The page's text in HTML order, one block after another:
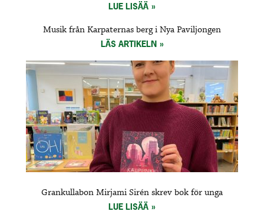
LUE LISÄÄ
Musik från Karpaternas berg i Nya Paviljongen
LÄS ARTIKELN
Grankullabon Mirjami Sirén skrev bok för unga
LUE LISÄÄ